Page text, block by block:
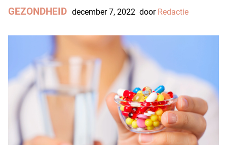
GEZONDHEID december 7, 2022 door Redactie